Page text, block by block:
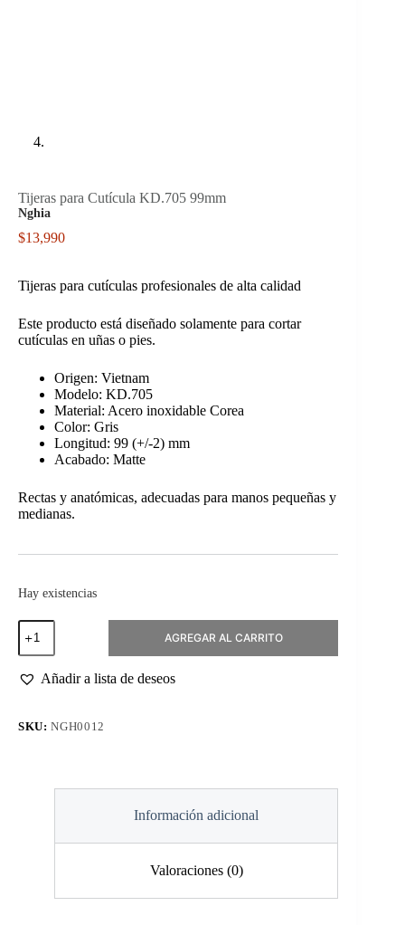
Tijeras para Cutícula KD.705 99mm
Nghia
$13,990
Tijeras para cutículas profesionales de alta calidad
Este producto está diseñado solamente para cortar
cutículas en uñas o pies.
Origen: Vietnam
Modelo: KD.705
Material: Acero inoxidable Corea
Color: Gris
Longitud: 99 (+/-2) mm
Acabado: Matte
Rectas y anatómicas, adecuadas para manos pequeñas y
medianas.
Hay existencias
Tijeras
para
Cutícula
KD.705
99mm
AGREGAR AL CARRITO
Añadir a lista de deseos
SKU:NGH0012
Información adicional
Valoraciones (0)